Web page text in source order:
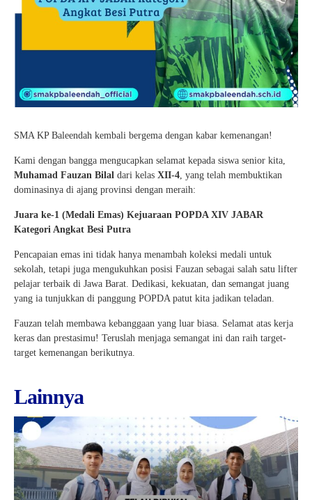
SMA KP Baleendah kembali bergema dengan kabar kemenangan!
Kami dengan bangga mengucapkan selamat kepada siswa senior kita,
Muhamad Fauzan Bilal dari kelas XII-4, yang telah membuktikan
dominasinya di ajang provinsi dengan meraih:
Juara ke-1 (Medali Emas) Kejuaraan POPDA XIV JABAR
Kategori Angkat Besi Putra
Pencapaian emas ini tidak hanya menambah koleksi medali untuk
sekolah, tetapi juga mengukuhkan posisi Fauzan sebagai salah satu lifter
pelajar terbaik di Jawa Barat. Dedikasi, kekuatan, dan semangat juang
yang ia tunjukkan di panggung POPDA patut kita jadikan teladan.
Fauzan telah membawa kebanggaan yang luar biasa. Selamat atas kerja
keras dan prestasimu! Teruslah menjaga semangat ini dan raih target-
target kemenangan berikutnya.
Lainnya